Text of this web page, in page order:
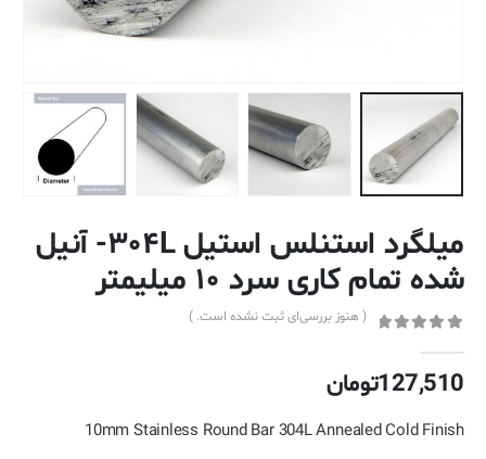
میلگرد استنلس استیل ۳۰۴L- آنیل
شده تمام کاری سرد ۱۰ میلیمتر
( هنوز بررسی‌ای ثبت نشده است. )
127,510تومان
10mm Stainless Round Bar 304L Annealed Cold Finish